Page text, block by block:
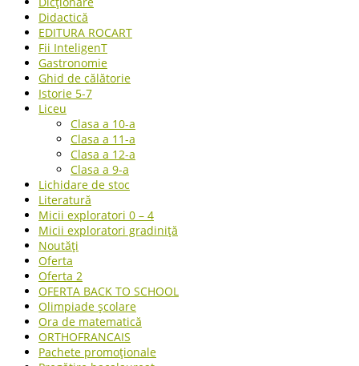
Didactică
EDITURA ROCART
Fii InteligenT
Gastronomie
Ghid de călătorie
Istorie 5-7
Liceu
Clasa a 10-a
Clasa a 11-a
Clasa a 12-a
Clasa a 9-a
Lichidare de stoc
Literatură
Micii exploratori 0 – 4
Micii exploratori gradiniță
Noutăți
Oferta
Oferta 2
OFERTA BACK TO SCHOOL
Olimpiade școlare
Ora de matematică
ORTHOFRANCAIS
Pachete promoționale